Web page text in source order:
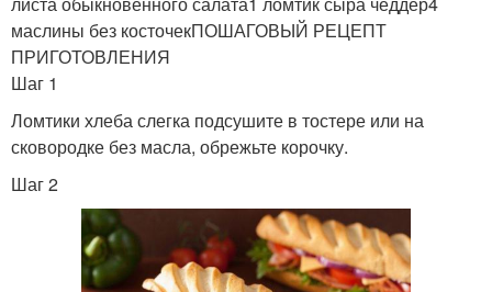
маслины без косточекПОШАГОВЫЙ РЕЦЕПТ
ПРИГОТОВЛЕНИЯ
Шаг 1
Ломтики хлеба слегка подсушите в тостере или на
сковородке без масла, обрежьте корочку.
Шаг 2